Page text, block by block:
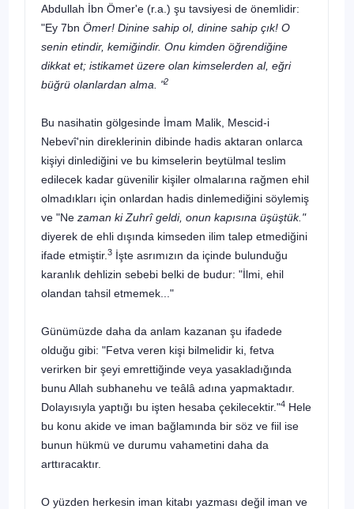
Abdullah İbn Ömer'e (r.a.) şu tavsiyesi de önemlidir:
"Ey 7bn Ömer! Dinine sahip ol, dinine sahip çık! O
senin etindir, kemiğindir. Onu kimden öğrendiğine
dikkat et; istikamet üzere olan kimselerden al, eğri
büğrü olanlardan alma. "2
Bu nasihatin gölgesinde İmam Malik, Mescid-i
Nebevî'nin direklerinin dibinde hadis aktaran onlarca
kişiyi dinlediğini ve bu kimselerin beytülmal teslim
edilecek kadar güvenilir kişiler olmalarına rağmen ehil
olmadıkları için onlardan hadis dinlemediğini söylemiş
ve "Ne zaman ki Zuhrî geldi, onun kapısına üşüştük."
diyerek de ehli dışında kimseden ilim talep etmediğini
ifa­de etmiştir. 3 İşte asrımızın da içinde bulunduğu
karanlık dehlizin sebebi belki de budur: "İlmi, ehil
olandan tahsil etmemek..."
Günümüzde daha da anlam kazanan şu ifadede
olduğu gibi: "Fetva ve­ren kişi bilmelidir ki, fetva
verirken bir şeyi emrettiğinde veya yasakladığında
bunu Allah subhanehu ve teâlâ adına yapmaktadır.
Dolayısıyla yaptığı bu işten hesaba çekilecektir."4 Hele
bu konu akide ve iman bağlamında bir söz ve fiil ise
bunun hükmü ve durumu vahametini daha da
arttıracaktır.
O yüzden herkesin iman kitabı yazması değil iman ve